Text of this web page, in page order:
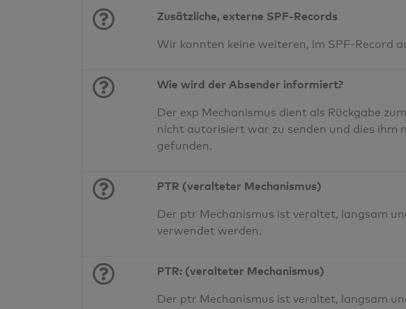
Zusätzliche, externe SPF-Records
Wir konnten keine weiteren, im SPF-Record
Wie wird der Absender informiert?
Der exp Mechanismus dient als Rückgabe
nicht autorisiert war zu senden und dies ihm
gefunden.
PTR (veralteter Mechanismus)
Der ptr Mechanismus ist veraltet, langsam
verwendet werden.
PTR: (veralteter Mechanismus)
Der ptr Mechanismus ist veraltet, langsam